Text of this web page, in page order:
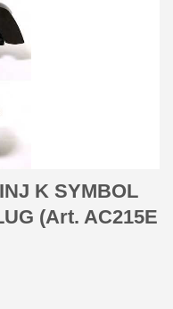
K SYMBOL
(Art. AC215E